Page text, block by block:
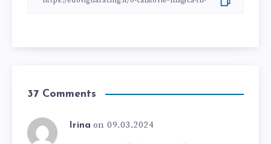
37 Comments
Irina on 09.03.2024